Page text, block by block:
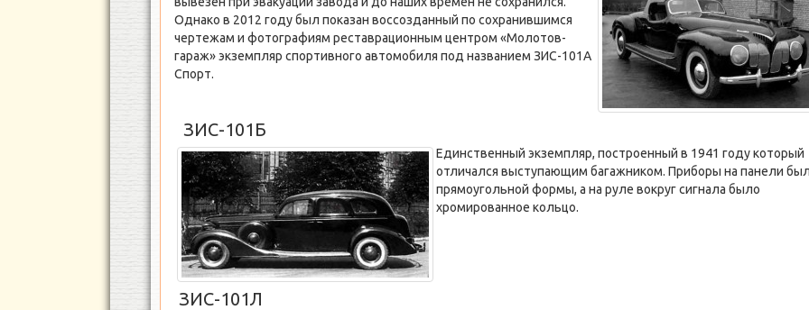
Однако в 2012 году был показан воссозданный по сохранившимся
чертежам и фотографиям реставрационным центром «Молотов-
гараж» экземпляр спортивного автомобиля под названием ЗИС-101А
Спорт.
ЗИС-101Б
Единственный экземпляр, построенный в 1941 году который
отличался выступающим багажником. Приборы на панели
прямоугольной формы, а на руле вокруг сигнала было
хромированное кольцо.
ЗИС-101Л